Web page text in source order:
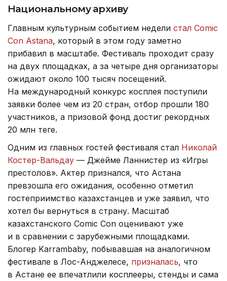
Национальному архиву
Главным культурным событием недели стал Comic
Con Astana, который в этом году заметно
прибавил в масштабе. Фестиваль проходит сразу
на двух площадках, а за четыре дня организаторы
ожидают около 100 тысяч посещений.
На международный конкурс косплея поступили
заявки более чем из 20 стран, отбор прошли 180
участников, а призовой фонд достиг рекордных
20 млн теңге.
Одним из главных гостей фестиваля стал Николай
Костер-Вальдау — Джейме Ланнистер из «Игры
престолов». Актер признался, что Астана
превзошла его ожидания, особенно отметил
гостеприимство казахстанцев и уже заявил, что
хотел бы вернуться в страну. Масштаб
казахстанского Comic Con оценивают уже
и в сравнении с зарубежными площадками.
Блогер Karrambaby, побывавшая на аналогичном
фестивале в Лос-Анджелесе, призналась, что
в Астане ее впечатлили косплееры, стенды и сама